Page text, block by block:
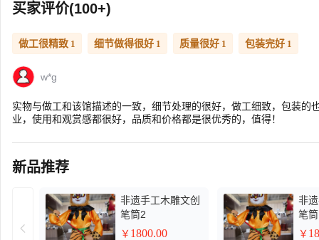
买家评价(100+)
做工很精致 1 细节做得很好 1 质量很好 1 包装完好 1
w*g
实物与做工和该馆描述的一致，细节处理的很好，做工细致，包装
业，使用和观赏感都很好，品质和价格都是很优秀的，值得！
新品推荐
非遗手工木雕文创
笔筒2
￥ 1800.00
非
笔
￥